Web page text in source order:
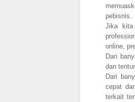
pebisnis.
Jika kita
online,
Dan
dan
Dari
cepat
terkait